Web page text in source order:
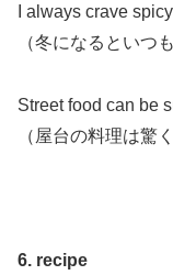
I always crave
（冬になるといつ
Street food can be
（屋台の料理は驚
6. recipe